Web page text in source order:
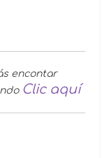
encontar
Clic aquí